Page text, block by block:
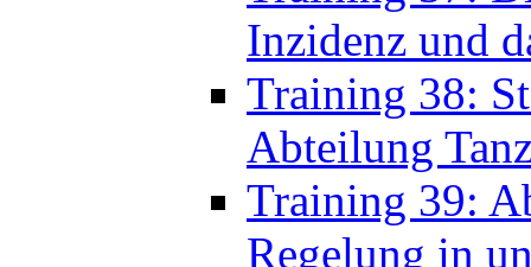
Abteilung
Training 39:
Regelung in
Training 40:
Regelung in